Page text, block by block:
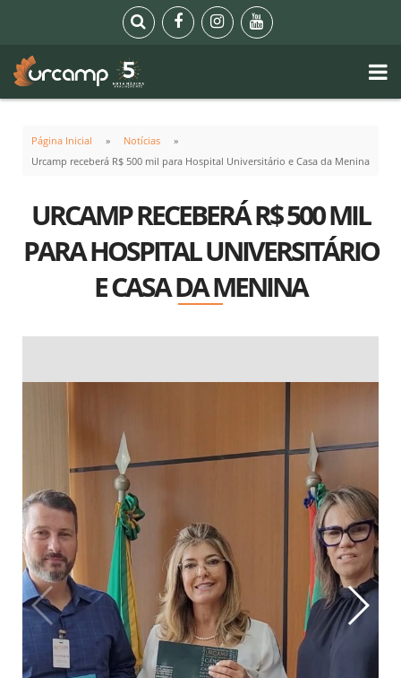
Página Inicial
Notícias
Urcamp receberá R$ 500 mil para Hospital Universitário e Casa da Menina
URCAMP RECEBERÁ R$ 500 MIL
PARA HOSPITAL UNIVERSITÁRIO
E CASA DA MENINA